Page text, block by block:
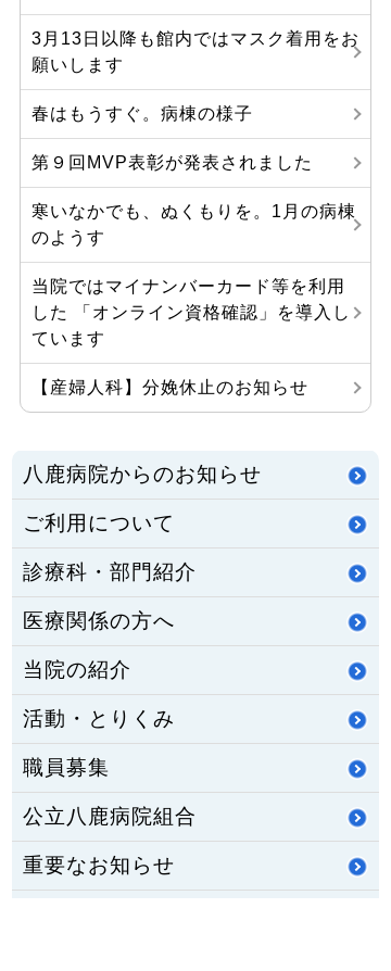
3月13日以降も館内ではマスク着用をお
願いします
春はもうすぐ。病棟の様子
第９回MVP表彰が発表されました
寒いなかでも、ぬくもりを。1月の病棟
のようす
当院ではマイナンバーカード等を利用
した 「オンライン資格確認」を導入し
ています
【産婦人科】分娩休止のお知らせ
八鹿病院からのお知らせ
ご利用について
診療科・部門紹介
医療関係の方へ
当院の紹介
活動・とりくみ
職員募集
公立八鹿病院組合
重要なお知らせ